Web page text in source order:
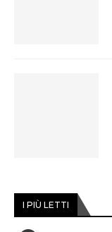
I PIÙ LETTI